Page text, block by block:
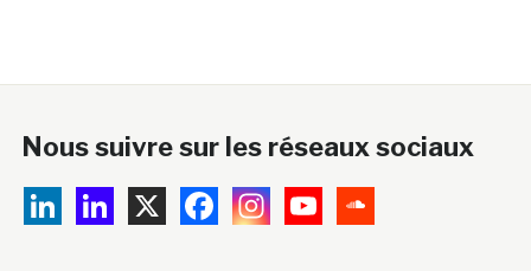
Nous suivre sur les réseaux sociaux